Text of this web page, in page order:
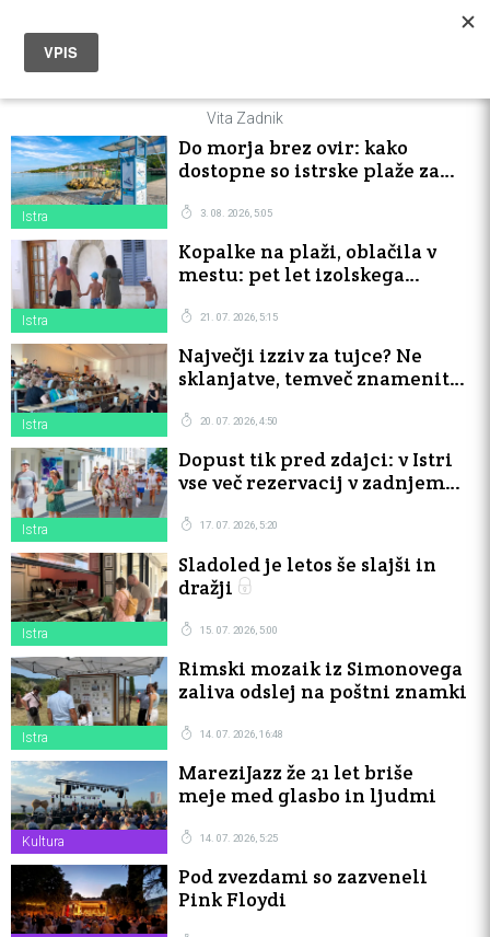
Vita Zadnik
Istra
Do morja brez ovir: kako
dostopne so istrske plaže za
3. 08. 2026, 5:05
Istra
Kopalke na plaži, oblačila v
mestu: pet let izolskega
21. 07. 2026, 5:15
Istra
Največji izziv za tujce? Ne
sklanjatve, temveč znamenita
20. 07. 2026, 4:50
Istra
Dopust tik pred zdajci: v Istri
vse več rezervacij v zadnjem
17. 07. 2026, 5:20
Istra
Sladoled je letos še slajši in
dražji
15. 07. 2026, 5:00
Istra
Rimski mozaik iz Simonovega
zaliva odslej na poštni znamki
14. 07. 2026, 16:48
Kultura
MareziJazz že 21 let briše
meje med glasbo in ljudmi
14. 07. 2026, 5:25
Pod zvezdami so zazveneli
Pink Floydi